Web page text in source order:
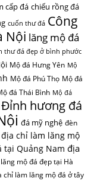
cấp đá chiếu rồng đá
cuốn thư đá Công
Nội lăng mộ đá
thư đá đẹp ở bình phước
Mộ đá Hưng Yên Mộ
Mộ đá Phú Thọ Mộ đá
đá Thái Bình Mộ đá
Đỉnh hương đá
đá mỹ nghệ đèn
địa chỉ làm lăng mộ
tại Quảng Nam địa
mộ đá đẹp tại Hà
chỉ làm lăng mộ đá ở tây